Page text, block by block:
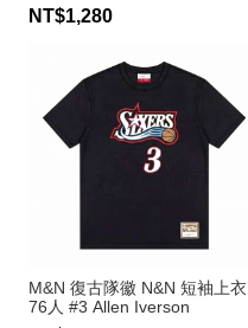
NT$1,280
M&N 復古隊徽 N&N 短袖上衣
76人 #3 Allen Iverson